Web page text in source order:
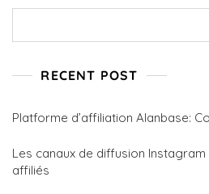
RECENT POST
Platforme d’affiliation Alanbase:
Les canaux de diffusion
affiliés